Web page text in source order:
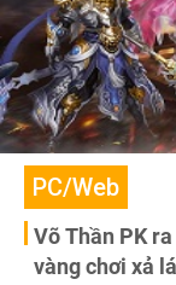
PC/Web
Võ Thần PK
vàng chơi xả